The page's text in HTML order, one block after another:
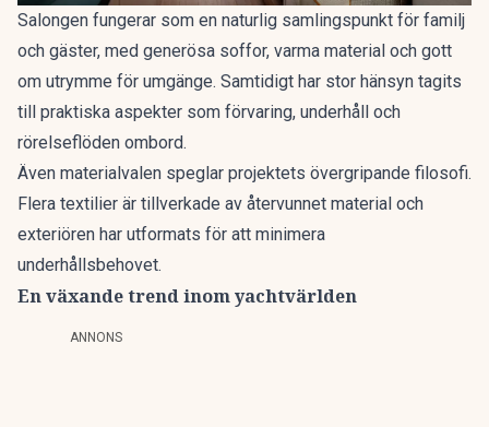
Salongen fungerar som en naturlig samlingspunkt för familj
och gäster, med generösa soffor, varma material och gott
om utrymme för umgänge. Samtidigt har stor hänsyn tagits
till praktiska aspekter som förvaring, underhåll och
rörelseflöden ombord.
Även materialvalen speglar projektets övergripande filosofi.
Flera textilier är tillverkade av återvunnet material och
exteriören har utformats för att minimera
underhållsbehovet.
En växande trend inom yachtvärlden
ANNONS